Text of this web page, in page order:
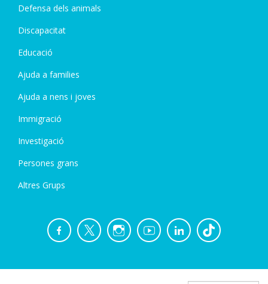
Defensa dels animals
Discapacitat
Educació
Ajuda a families
Ajuda a nens i joves
Immigració
Investigació
Persones grans
Altres Grups